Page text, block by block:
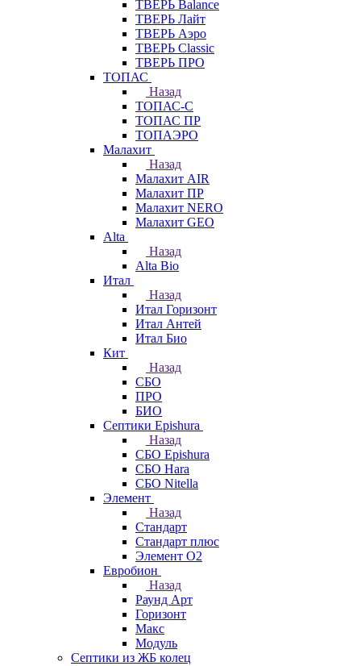
ТВЕРЬ Balance
ТВЕРЬ Лайт
ТВЕРЬ Аэро
ТВЕРЬ Classic
ТВЕРЬ ПРО
ТОПАС
Назад
ТОПАС-С
ТОПАС ПР
ТОПАЭРО
Малахит
Назад
Малахит AIR
Малахит ПР
Малахит NERO
Малахит GEO
Alta
Назад
Alta Bio
Итал
Назад
Итал Горизонт
Итал Антей
Итал Био
Кит
Назад
СБО
ПРО
БИО
Септики Epishura
Назад
СБО Epishura
СБО Hara
СБО Nitella
Элемент
Назад
Стандарт
Стандарт плюс
Элемент О2
Евробион
Назад
Раунд Арт
Горизонт
Макс
Модуль
Септики из ЖБ колец